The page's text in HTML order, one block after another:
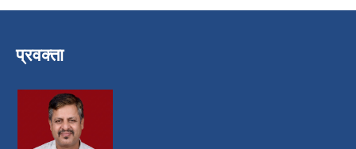
प्रवक्ता